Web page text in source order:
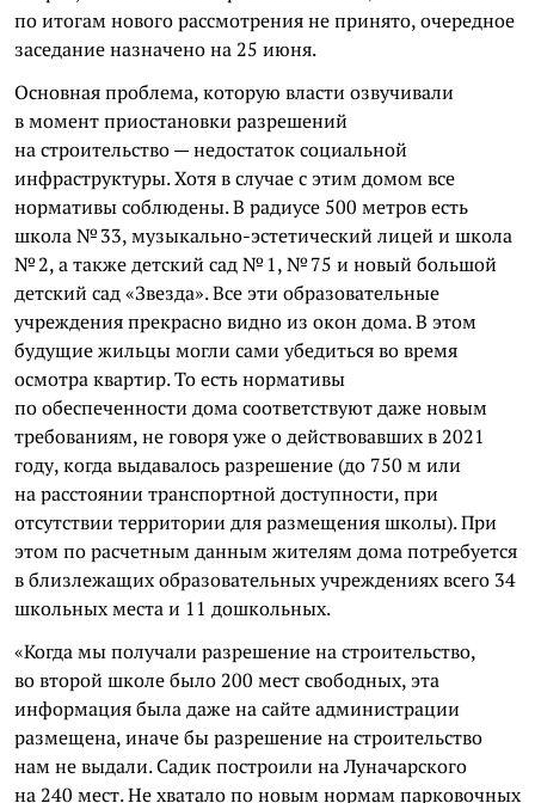
по итогам нового рассмотрения не принято, очередное
заседание назначено на 25 июня.
Основная проблема, которую власти озвучивали
в момент приостановки разрешений
на строительство — недостаток социальной
инфраструктуры. Хотя в случае с этим домом все
нормативы соблюдены. В радиусе 500 метров есть
школа № 33, музыкально-эстетический лицей и школа
№ 2, а также детский сад № 1, № 75 и новый большой
детский сад «Звезда». Все эти образовательные
учреждения прекрасно видно из окон дома. В этом
будущие жильцы могли сами убедиться во время
осмотра квартир. То есть нормативы
по обеспеченности дома соответствуют даже новым
требованиям, не говоря уже о действовавших в 2021
году, когда выдавалось разрешение (до 750 м или
на расстоянии транспортной доступности, при
отсутствии территории для размещения школы). При
этом по расчетным данным жителям дома потребуется
в близлежащих образовательных учреждениях всего 34
школьных места и 11 дошкольных.
«Когда мы получали разрешение на строительство,
во второй школе было 200 мест свободных, эта
информация была даже на сайте администрации
размещена, иначе бы разрешение на строительство
нам не выдали. Садик построили на Луначарского
на 240 мест. Не хватало по новым нормам парковочных